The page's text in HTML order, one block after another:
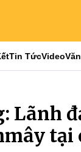
Tin TứcVideo
Lãnh
tại